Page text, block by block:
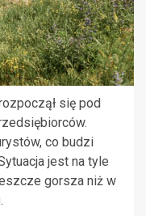
się pod
co budzi
jest na tyle
gorsza niż w